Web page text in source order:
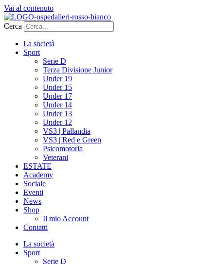
Vai al contenuto
Cerca
La società
Sport
Serie D
Terza Divisione Junior
Under 19
Under 15
Under 17
Under 14
Under 13
Under 12
VS3 | Pallandia
VS3 | Red e Green
Psicomotoria
Veterani
ESTATE
Academy
Sociale
Eventi
News
Shop
Il mio Account
Contatti
La società
Sport
Serie D